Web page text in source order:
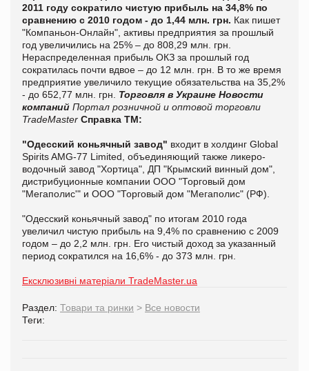
2011 году сократило чистую прибыль на 34,8% по
сравнению с 2010 годом - до 1,44 млн. грн. Как пишет
"Компаньон-Онлайн", активы предприятия за прошлый
год увеличились на 25% – до 808,29 млн. грн.
Нераспределенная прибыль ОКЗ за прошлый год
сократилась почти вдвое – до 12 млн. грн. В то же время
предприятие увеличило текущие обязательства на 35,2%
- до 652,77 млн. грн. Торговля в Украине Новости
компаний Портал розничной и оптовой торговли
TradeMaster Справка ТМ:
"Одесский коньячный завод" входит в холдинг Global
Spirits AMG-77 Limited, объединяющий также ликеро-
водочный завод "Хортица", ДП "Крымский винный дом",
дистрибуционные компании ООО "Торговый дом
"Мегаполис'" и ООО "Торговый дом "Мегаполис" (РФ).
"Одесский коньячный завод" по итогам 2010 года
увеличил чистую прибыль на 9,4% по сравнению с 2009
годом – до 2,2 млн. грн. Его чистый доход за указанный
период сократился на 16,6% - до 373 млн. грн.
Ексклюзивні матеріали TradeMaster.ua
Раздел: Товари та ринки > Все новости
Теги: